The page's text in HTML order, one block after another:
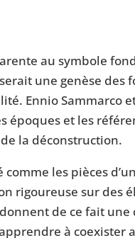
au symbole
une genèse
Ennio Sammarco
et les
la déconstruction.
les pièces
rigoureuse sur des
de ce fait
à coexister